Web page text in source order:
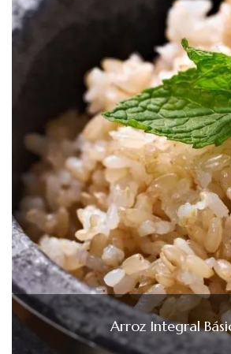
Arroz Integral